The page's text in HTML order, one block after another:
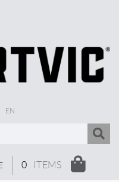
EN
0 ITEMS